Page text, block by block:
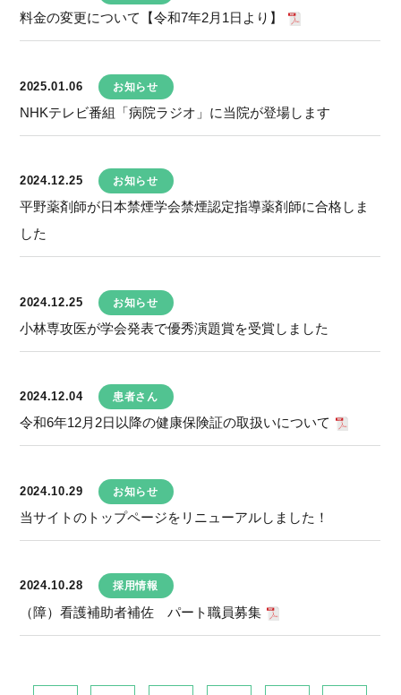
料金の変更について【令和7年2月1日より】
2025.01.06 お知らせ
NHKテレビ番組「病院ラジオ」に当院が登場します
2024.12.25 お知らせ
平野薬剤師が日本禁煙学会禁煙認定指導薬剤師に合格しま
した
2024.12.25 お知らせ
小林専攻医が学会発表で優秀演題賞を受賞しました
2024.12.04 患者さん
令和6年12月2日以降の健康保険証の取扱いについて
2024.10.29 お知らせ
当サイトのトップページをリニューアルしました！
2024.10.28 採用情報
（障）看護補助者補佐 パート職員募集